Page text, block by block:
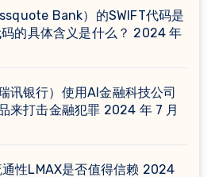
Bank）的SWIFT代码是
的具体含义是什么？ 2024 年
讯银行）使用AI金融科技公司
来打击金融犯罪 2024 年 7 月
性LMAX是否值得信赖 2024